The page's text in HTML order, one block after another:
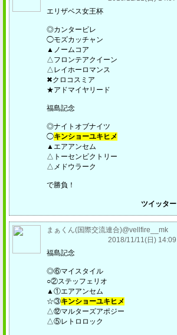
エリザベス女王杯
◎カンタービレ
◯モズカッチャン
▲ノームコア
△フロンテアクイーン
△レイホーロマンス
✖︎クロコスミア
★アドマイヤリード
福島記念
◎ナイトオブナイツ
◯キンショーユキヒメ
▲エアアンセム
△トーセンビクトリー
△メドウラーク
で勝負！
ツイッター
まぁくん(国際交流連合)@vellfire__mk
2018/11/11(日) 14:09
福島記念
◎⑥マイスタイル
○②ステッフェリオ
▲①エアアンセム
☆③キンショーユキヒメ
△⑫マルターズアポジー
△⑤レトロロック